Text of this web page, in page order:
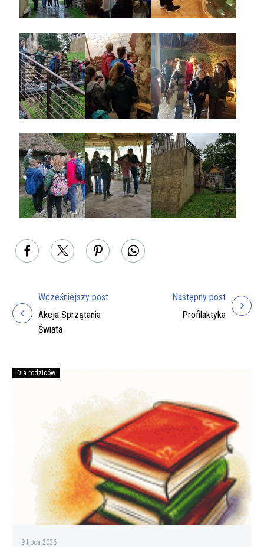
Nawigacja
wpisu
Wcześniejszy post
Akcja Sprzątania
Świata
Następny post
Profilaktyka
rok
szkolny
do
zakupienia
przez
rodziców
Dla rodziców
9 lipca 2026